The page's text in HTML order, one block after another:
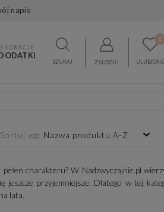
napis
SZUKAJ ZALOGUJ ULUBIONE
0
Sortuj wg: Nazwa produktu A-Z
charakteru? W Nadzwyczajnie.pl
przyjemniejsze. Dlatego w tej
lata.